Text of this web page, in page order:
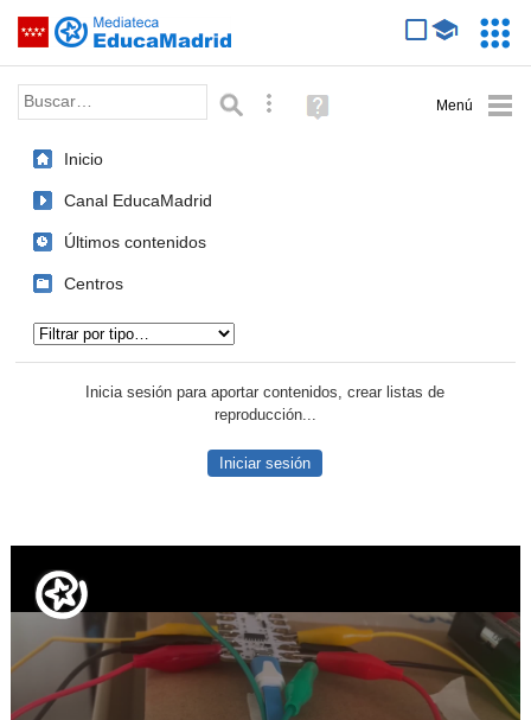
Saltar navegación
Palabra o frase: Búsqueda avanzada
Ayuda
(en
Inicio
Canal EducaMadrid
Últimos contenidos
Centros
Inicia sesión para aportar contenidos, crear listas de
reproducción...
Iniciar sesión